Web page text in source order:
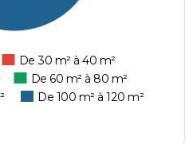
De 30 m² à 40 m²
De 60 m² à 80 m²
De 100 m² à 120 m²